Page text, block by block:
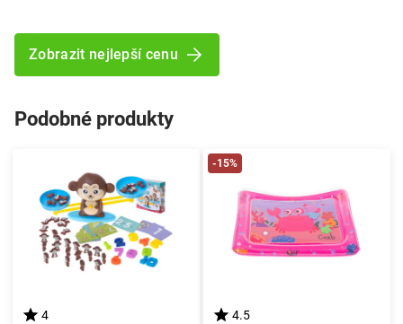
Zobrazit nejlepší cenu
Podobné produkty
4
-15%
4.5